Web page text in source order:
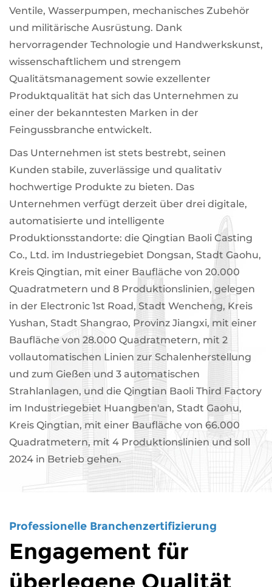
Ventile, Wasserpumpen, mechanisches Zubehör
und militärische Ausrüstung. Dank
hervorragender Technologie und Handwerkskunst,
wissenschaftlichem und strengem
Qualitätsmanagement sowie exzellenter
Produktqualität hat sich das Unternehmen zu
einer der bekanntesten Marken in der
Feingussbranche entwickelt.
Das Unternehmen ist stets bestrebt, seinen
Kunden stabile, zuverlässige und qualitativ
hochwertige Produkte zu bieten. Das
Unternehmen verfügt derzeit über drei digitale,
automatisierte und intelligente
Produktionsstandorte: die Qingtian Baoli Casting
Co., Ltd. im Industriegebiet Dongsan, Stadt Gaohu,
Kreis Qingtian, mit einer Baufläche von 20.000
Quadratmetern und 8 Produktionslinien, gelegen
in der Electronic 1st Road, Stadt Wencheng, Kreis
Yushan, Stadt Shangrao, Provinz Jiangxi, mit einer
Baufläche von 28.000 Quadratmetern, mit 2
vollautomatischen Linien zur Schalenherstellung
und zum Gießen und 3 automatischen
Strahlanlagen, und die Qingtian Baoli Third Factory
im Industriegebiet Huangben'an, Stadt Gaohu,
Kreis Qingtian, mit einer Baufläche von 66.000
Quadratmetern, mit 4 Produktionslinien und soll
2024 in Betrieb gehen.
Professionelle Branchenzertifizierung
Engagement für
überlegene Qualität